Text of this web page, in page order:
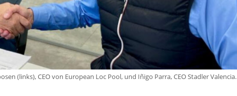
(links), CEO von European Loc Pool, und Iñigo Parra, CEO Stadler Valencia.